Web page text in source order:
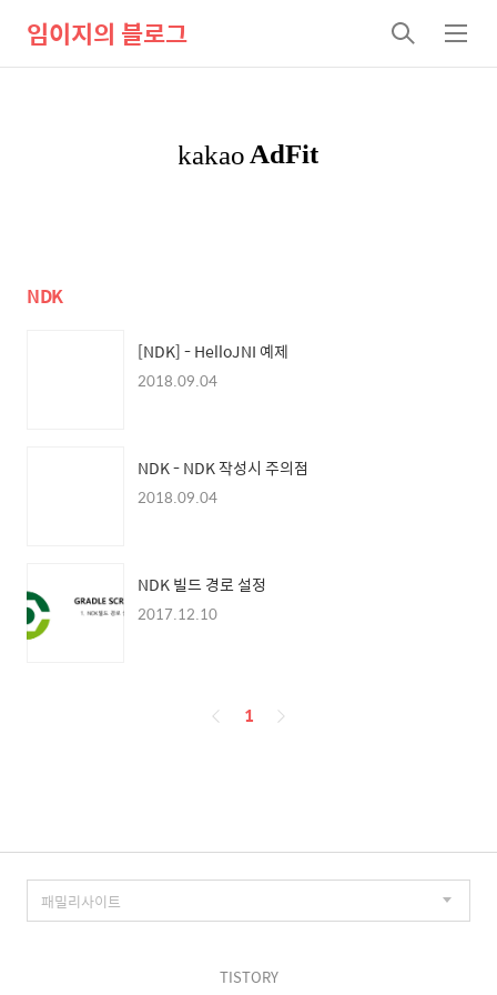
임이지의 블로그
검
색
메
뉴
NDK
[NDK] - HelloJNI 예제
2018.09.04
NDK - NDK 작성시 주의점
2018.09.04
NDK 빌드 경로 설정
2017.12.10
페
1
TISTORY